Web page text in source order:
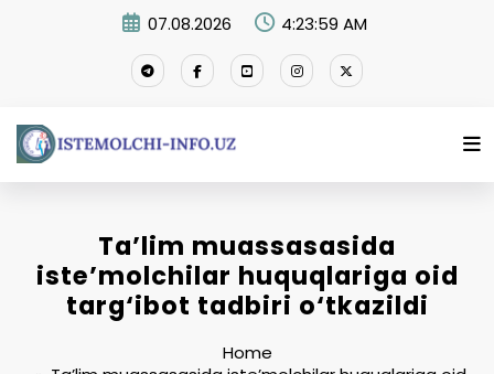
07.08.2026 4:24:00 AM
Ta’lim muassasasida
iste’molchilar huquqlariga oid
targ‘ibot tadbiri o‘tkazildi
Home